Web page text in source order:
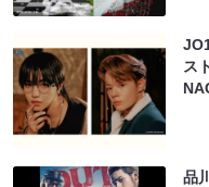
ス
品